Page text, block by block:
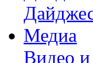
Медиа
Видео и